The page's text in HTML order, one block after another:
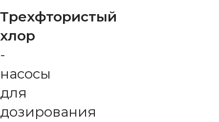
Трехфтористый
хлор
-
насосы
для
дозирования